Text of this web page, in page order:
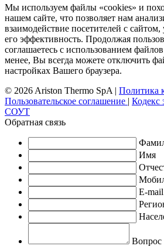
Мы используем файлы «cookies» и
нашем сайте, что позволяет нам
взаимодействие посетителей с
его эффективность. Продолжая
соглашаетесь с использованием
менее, Вы всегда можете отключить
настройках Вашего браузера.
© 2026 Ariston Thermo SpA | Политика
Пользовательское соглашение | Кодекс
СОУТ
Обратная связь
Имя
E-mail
Вопрос